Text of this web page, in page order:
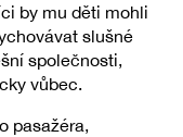
by mu děti mohli
slušné
společnosti,
vůbec.
pasažéra,